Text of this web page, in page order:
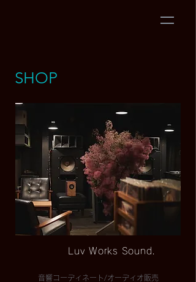
SHOP
音響コーディネート/オーディオ販売
Luv Works Sound.